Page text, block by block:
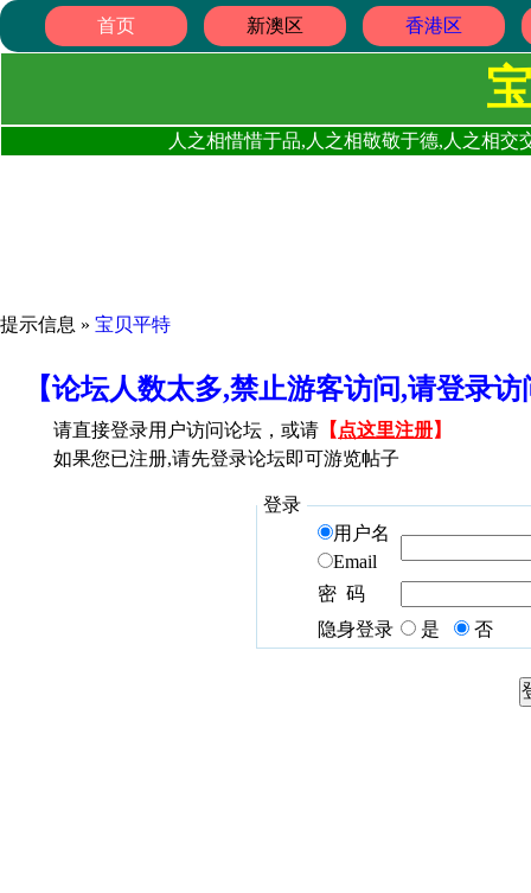
首页 新澳区 香港区
人之相惜惜于品,人之相敬敬于德,人之相
提示信息 » 宝贝平特
【论坛人数太多,禁止游客访问,请登录
请直接登录用户访问论坛，或请 【 点这里注册】
如果您已注册,请先登录论坛即可游览帖子
登录
用户名
Email
密 码
隐身登录
是 否